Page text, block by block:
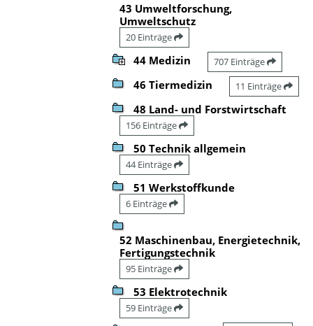
43 Umweltforschung,
Umweltschutz
20 Einträge
44 Medizin 707 Einträge
46 Tiermedizin 11 Einträge
48 Land- und Forstwirtschaft
156 Einträge
50 Technik allgemein
44 Einträge
51 Werkstoffkunde
6 Einträge
52 Maschinenbau, Energietechnik,
Fertigungstechnik
95 Einträge
53 Elektrotechnik
59 Einträge